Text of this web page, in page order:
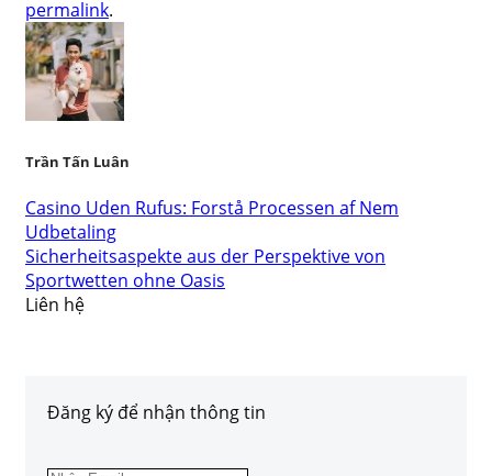
permalink.
Trần Tấn Luân
Casino Uden Rufus: Forstå Processen af Nem
Udbetaling
Sicherheitsaspekte aus der Perspektive von
Sportwetten ohne Oasis
Liên hệ
Đăng ký để nhận thông tin